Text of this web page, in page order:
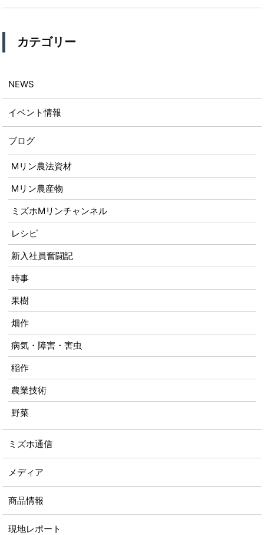
カテゴリー
NEWS
イベント情報
ブログ
Mリン農法資材
Mリン農産物
ミズホMリンチャンネル
レシピ
新入社員奮闘記
時事
果樹
畑作
病気・障害・害虫
稲作
農業技術
野菜
ミズホ通信
メディア
商品情報
現地レポート